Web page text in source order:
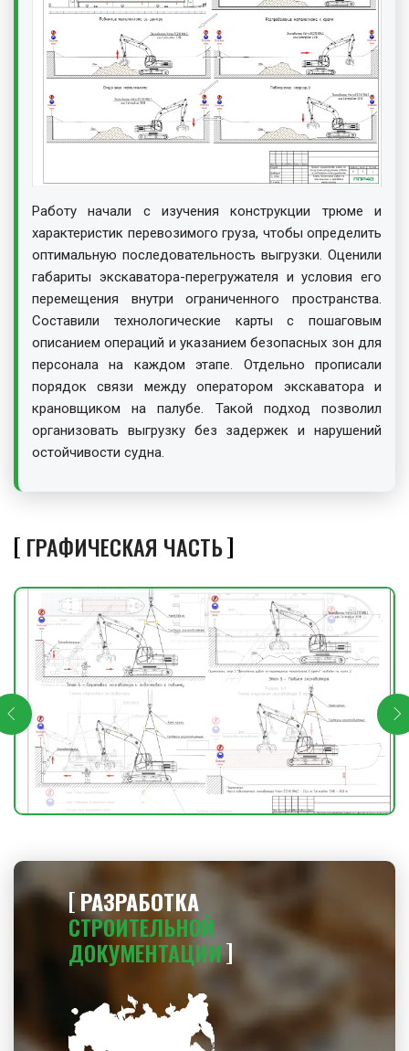
Работу начали с изучения конструкции трюме и
характеристик перевозимого груза, чтобы определить
оптимальную последовательность выгрузки. Оценили
габариты экскаватора-перегружателя и условия его
перемещения внутри ограниченного пространства.
Составили технологические карты с пошаговым
описанием операций и указанием безопасных зон для
персонала на каждом этапе. Отдельно прописали
порядок связи между оператором экскаватора и
крановщиком на палубе. Такой подход позволил
организовать выгрузку без задержек и нарушений
остойчивости судна.
ГРАФИЧЕСКАЯ ЧАСТЬ
РАЗРАБОТКА
СТРОИТЕЛЬНОЙ
ДОКУМЕНТАЦИИ